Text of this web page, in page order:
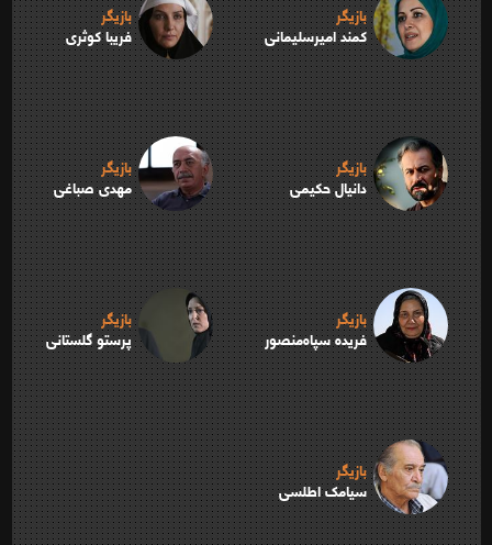
بازیگر
کمند امیرسلیمانی
بازیگر
فریبا کوثری
بازیگر
دانیال حکیمی
بازیگر
مهدی صباغی
بازیگر
فریده سپاه‌منصور
بازیگر
پرستو گلستانی
بازیگر
سیامک اطلسی